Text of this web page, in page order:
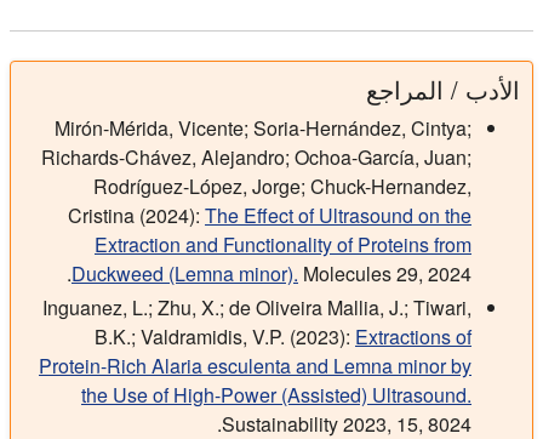
الأدب / المراجع
Mirón-Mérida, Vicente; Soria-Hernández, Cintya;
Richards-Chávez, Alejandro; Ochoa-García, Juan;
Rodríguez-López, Jorge; Chuck-Hernandez,
Cristina (2024): The Effect of Ultrasound on the
Extraction and Functionality of Proteins from
Duckweed (Lemna minor). Molecules 29, 2024.
Inguanez, L.; Zhu, X.; de Oliveira Mallia, J.; Tiwari,
B.K.; Valdramidis, V.P. (2023): Extractions of
Protein-Rich Alaria esculenta and Lemna minor by
the Use of High-Power (Assisted) Ultrasound.
Sustainability 2023, 15, 8024.